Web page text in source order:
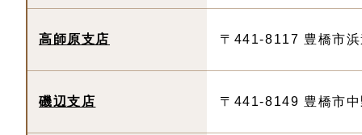
高師原支店 〒441-8117 豊橋市
磯辺支店 〒441-8149 豊橋市